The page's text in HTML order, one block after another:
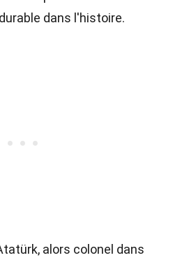
dans l'histoire.
alors colonel dans